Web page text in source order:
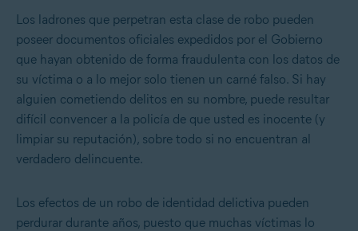
Los ladrones que perpetran esta clase de robo pueden
poseer documentos oficiales expedidos por el Gobierno
que hayan obtenido de forma fraudulenta con los datos de
su víctima o a lo mejor solo tienen un carné falso. Si hay
alguien cometiendo delitos en su nombre, puede resultar
difícil convencer a la policía de que usted es inocente (y
limpiar su reputación), sobre todo si no encuentran al
verdadero delincuente.
Los efectos de un robo de identidad delictiva pueden
perdurar durante años, puesto que muchas víctimas lo